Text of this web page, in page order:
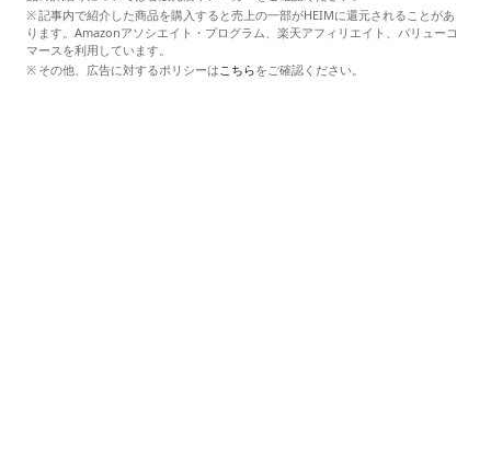
記事内で紹介した商品を購入すると売上の一部がHEIMに還元されることがあ
ります。Amazonアソシエイト・プログラム、楽天アフィリエイト、バリューコ
マースを利用しています。
その他、広告に対するポリシーはこちらをご確認ください。